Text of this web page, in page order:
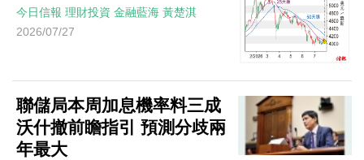
今日信報 理財投資 金融藍海 黃楚淇
2026/07/27
聯儲局本周加息機率料三成
沃什撤前瞻指引 預測分歧兩
年最大